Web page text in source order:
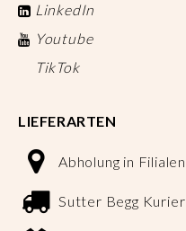
LinkedIn
Youtube
TikTok
LIEFERARTEN
Abholung in Filialen
Sutter Begg Kurier